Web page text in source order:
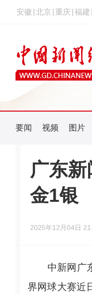
安徽 北京 重庆 福建
要闻 视频 图片
广东
金1银
2025年12月04日
中新网广东
界网球大赛近